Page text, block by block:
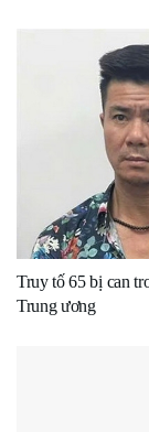
Truy tố 65 bị can
Trung ương